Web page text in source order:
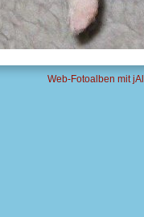
Web-Fotoalben mit